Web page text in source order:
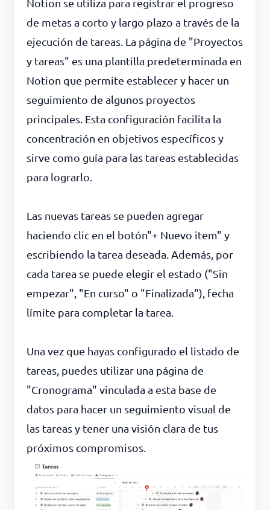
Notion se utiliza para registrar el progreso
de metas a corto y largo plazo a través de la
ejecución de tareas. La página de "Proyectos
y tareas" es una plantilla predeterminada en
Notion que permite establecer y hacer un
seguimiento de algunos proyectos
principales. Esta configuración facilita la
concentración en objetivos específicos y
sirve como guía para las tareas establecidas
para lograrlo.
Las nuevas tareas se pueden agregar
haciendo clic en el botón"+ Nuevo item" y
escribiendo la tarea deseada. Además, por
cada tarea se puede elegir el estado ("Sin
empezar", "En curso" o "Finalizada"), fecha
límite para completar la tarea.
Una vez que hayas configurado el listado de
tareas, puedes utilizar una página de
"Cronograma" vinculada a esta base de
datos para hacer un seguimiento visual de
las tareas y tener una visión clara de tus
próximos compromisos.